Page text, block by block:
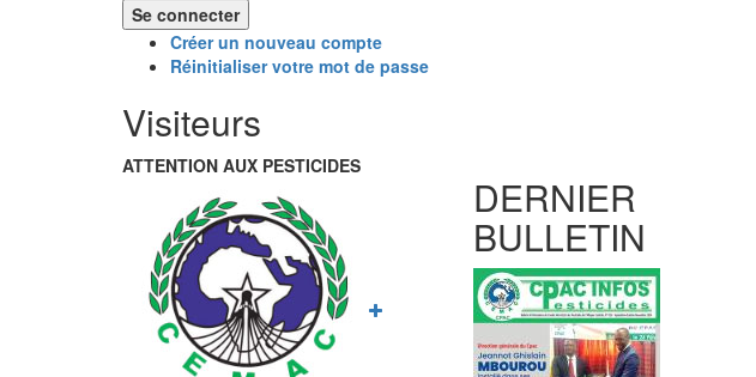
Créer un nouveau compte
Réinitialiser votre mot de passe
Visiteurs
ATTENTION AUX PESTICIDES
DERNIER
BULLETIN